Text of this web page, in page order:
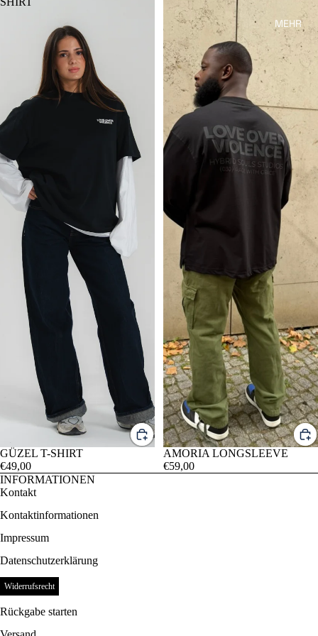
MEHR
GÜZEL T-SHIRT
€49,00
AMORIA LONGSLEEVE
€59,00
INFORMATIONEN
Kontakt
Kontaktinformationen
Impressum
Datenschutzerklärung
Widerrufsrecht
Rückgabe starten
AGB
Widerrufsrecht
Versand